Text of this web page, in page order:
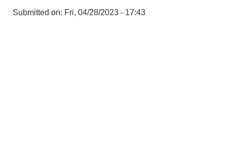
Submitted on: Fri, 04/28/2023 - 17:43